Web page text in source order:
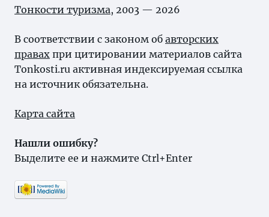
Тонкости туризма, 2003 — 2026
В соответствии с законом об авторских
правах при цитировании материалов сайта
Tonkosti.ru активная индексируемая ссылка
на источник обязательна.
Карта сайта
Нашли ошибку?
Выделите ее и нажмите Ctrl+Enter